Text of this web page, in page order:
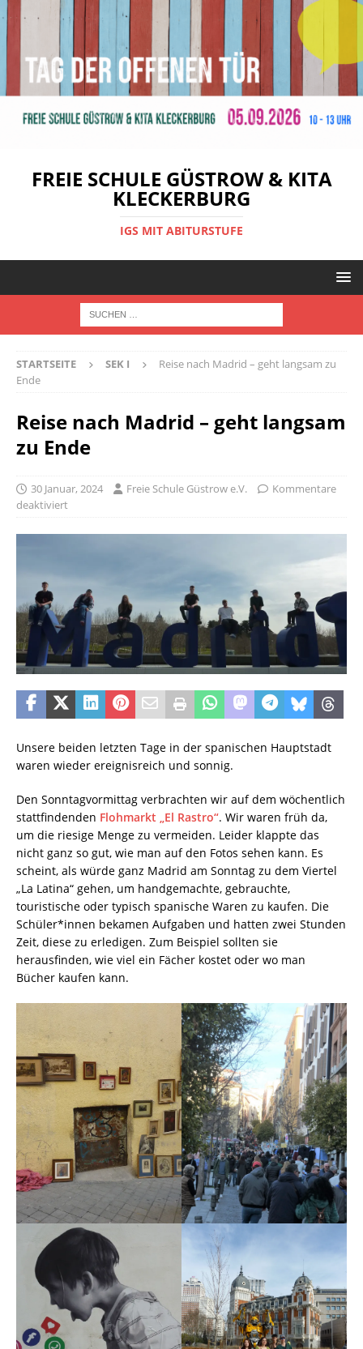
FREIE SCHULE GÜSTROW & KITA
KLECKERBURG
IGS MIT ABITURSTUFE
STARTSEITE SEK I
Reise nach Madrid – geht langsam zu
Ende
Reise nach Madrid – geht langsam
zu Ende
30 Januar, 2024 Freie Schule Güstrow e.V.
Kommentare
deaktiviert
Unsere beiden letzten Tage in der spanischen Hauptstadt
waren wieder ereignisreich und sonnig.
Den Sonntagvormittag verbrachten wir auf dem wöchentlich
stattfindenden Flohmarkt „El Rastro“. Wir waren früh da,
um die riesige Menge zu vermeiden. Leider klappte das
nicht ganz so gut, wie man auf den Fotos sehen kann. Es
scheint, als würde ganz Madrid am Sonntag zu dem Viertel
„La Latina“ gehen, um handgemachte, gebrauchte,
touristische oder typisch spanische Waren zu kaufen. Die
Schüler*innen bekamen Aufgaben und hatten zwei Stunden
Zeit, diese zu erledigen. Zum Beispiel sollten sie
herausfinden, wie viel ein Fächer kostet oder wo man
Bücher kaufen kann.